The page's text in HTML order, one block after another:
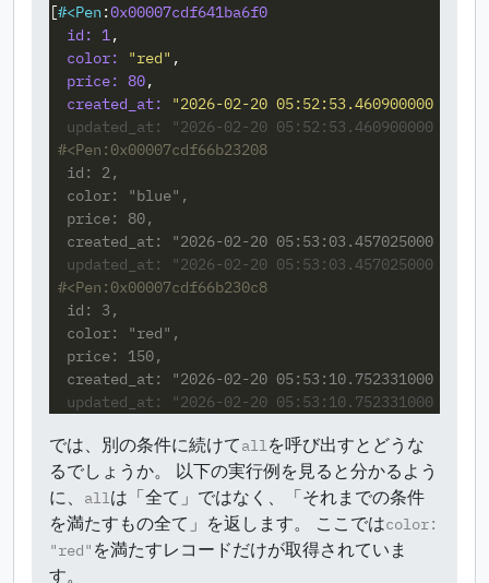
[#<Pen :0x00007cdf641ba6f0
id: 1,
color:
"red" ,
price: 80,
created_at:
"2026-02-20 05:52:53.460900000
updated_at: "2026-02-20 05:52:53.460900000
  id: 2,
  color: "blue",
  price: 80,
updated_at: "2026-02-20 05:53:03.457025000
  id: 3,
  color: "red",
  price: 150,
updated_at: "2026-02-20 05:53:10.752331000
では、別の条件に続けてallを呼び出すとどうな
るでしょうか。 以下の実行例を見ると分かるよう
に、
allは「全て」ではなく、「それまでの条件
を満たすもの全て」を返します。 ここではcolor:
"red" を満たすレコードだけが取得されていま
す。